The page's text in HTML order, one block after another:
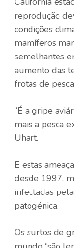
reprodução
condições
mamíferos
semelhantes
aumento das
frotas de
“É a gripe
mais a pesca
Uhart.
E estas
desde 1997,
infectadas
patogénica.
Os surtos de